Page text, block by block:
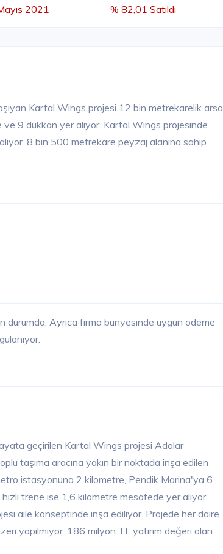
2021
% 82,01 Satıldı
Kartal Wings projesi 12 bin metrekarelik arsa
9 dükkan yer alıyor. Kartal Wings projesinde
8 bin 500 metrekare peyzaj alanına sahip
Ayrıca firma bünyesinde uygun ödeme
geçirilen Kartal Wings projesi Adalar
taşıma aracına yakın bir noktada inşa edilen
istasyonuna 2 kilometre, Pendik Marina'ya 6
trene ise 1,6 kilometre mesafede yer alıyor.
aile konseptinde inşa ediliyor. Projede her daire
yapılmıyor. 186 milyon TL yatırım değeri olan